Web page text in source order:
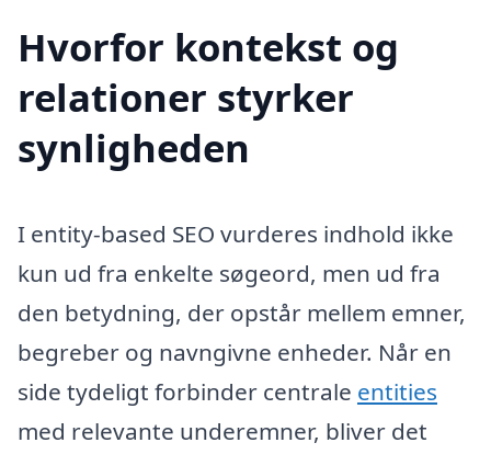
Hvorfor kontekst og
relationer styrker
synligheden
I entity-based SEO vurderes indhold ikke
kun ud fra enkelte søgeord, men ud fra
den betydning, der opstår mellem emner,
begreber og navngivne enheder. Når en
side tydeligt forbinder centrale entities
med relevante underemner, bliver det